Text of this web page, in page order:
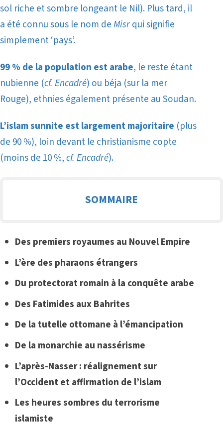
sol riche et sombre longeant le Nil). Plus tard, il
a été connu sous le nom deMisrqui signifie
simplement ‘pays’.
99 % de la population est arabe, le reste étant
nubienne (cf. Encadré) ou béja (sur la mer
Rouge), ethnies également présente au Soudan.
L’islam sunnite est largement majoritaire (plus
de 90 %), loin devant le christianisme copte
(moins de 10 %,cf. Encadré).
SOMMAIRE
Des premiers royaumes au Nouvel Empire
L’ère des pharaons étrangers
Du protectorat romain à la conquête arabe
Des Fatimides aux Bahrites
De la tutelle ottomane à l’émancipation
De la monarchie au nassérisme
L’après-Nasser : réalignement sur
l’Occident etaffirmation de l’islam
Les heures sombres du terrorisme
islamiste